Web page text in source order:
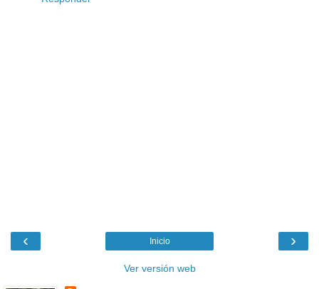
‹ ›
Inicio
Ver versión web